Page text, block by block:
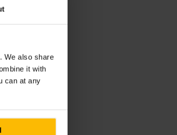
We also share
it with
can at any